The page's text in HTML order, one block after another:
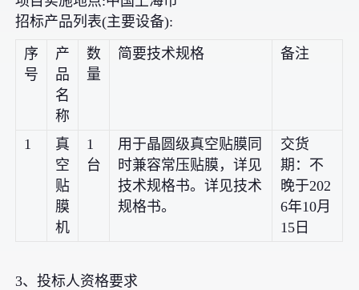
招标产品列表(主要设备):
序
号
产
品
名
称
数
量
简要技术规格 备注
1
真
空
贴
膜
机
1
台
用于晶圆级真空贴膜同
时兼容常压贴膜，详见
技术规格书。详见技术
规格书。
交货
期：不
晚于202
6年10月
15日
3、投标人资格要求